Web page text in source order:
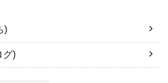
)
グ)